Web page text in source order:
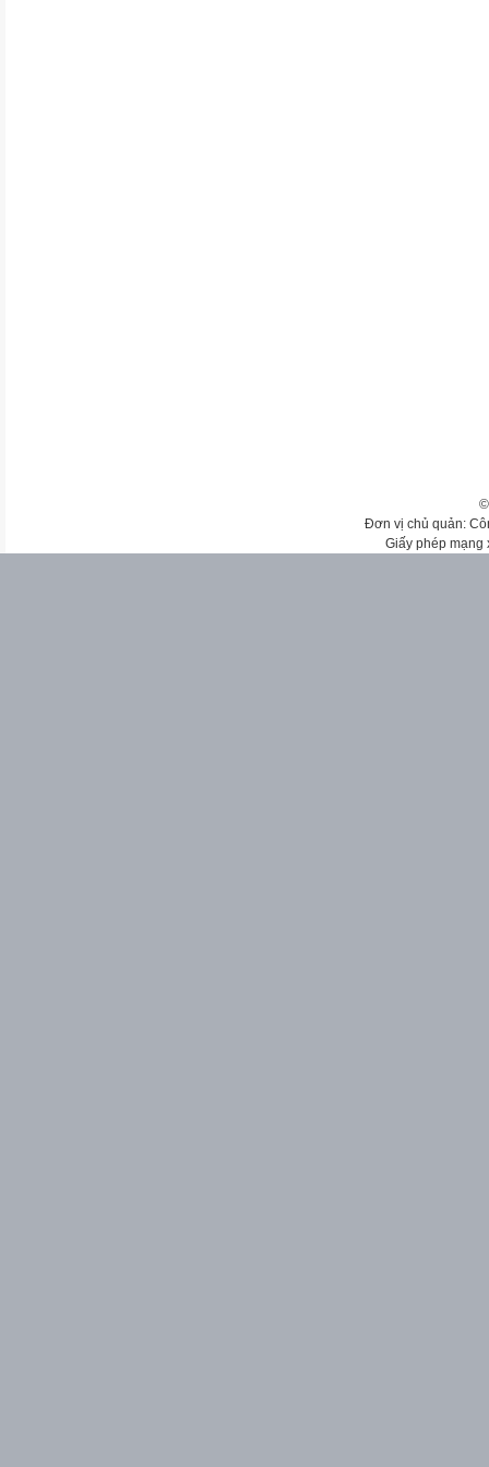
Đơn vị chủ quản:
Giấy phép mạng